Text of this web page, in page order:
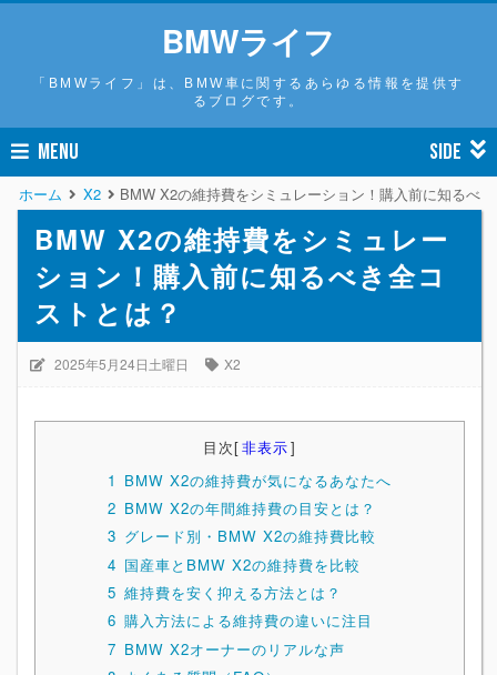
BMWライフ
「BMWライフ」は、BMW車に関するあらゆる情報を提供す
るブログです。
MENU SIDE
ホーム X2 BMW X2の維持費をシミュレーション！購入前に知るべ
BMW X2の維持費をシミュレー
ション！購入前に知るべき全コ
ストとは？
2025年5月24日土曜日 X2
目次[非表示]
1 BMW X2の維持費が気になるあなたへ
2 BMW X2の年間維持費の目安とは？
3 グレード別・BMW X2の維持費比較
4 国産車とBMW X2の維持費を比較
5 維持費を安く抑える方法とは？
6 購入方法による維持費の違いに注目
7 BMW X2オーナーのリアルな声